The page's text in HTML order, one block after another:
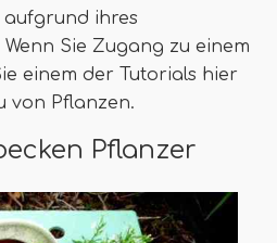
aufgrund ihres
Sie Zugang zu einem
einem der Tutorials hier
von Pflanzen.
Pflanzer